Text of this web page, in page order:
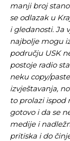
manji broj
se odlazak u
i gledanosti. Ja
najbolje mogu
području USK
postoje radio
neku copy/
izvještavanja,
to prolazi ispod
gotovo i da se
medije i
pritiska i do